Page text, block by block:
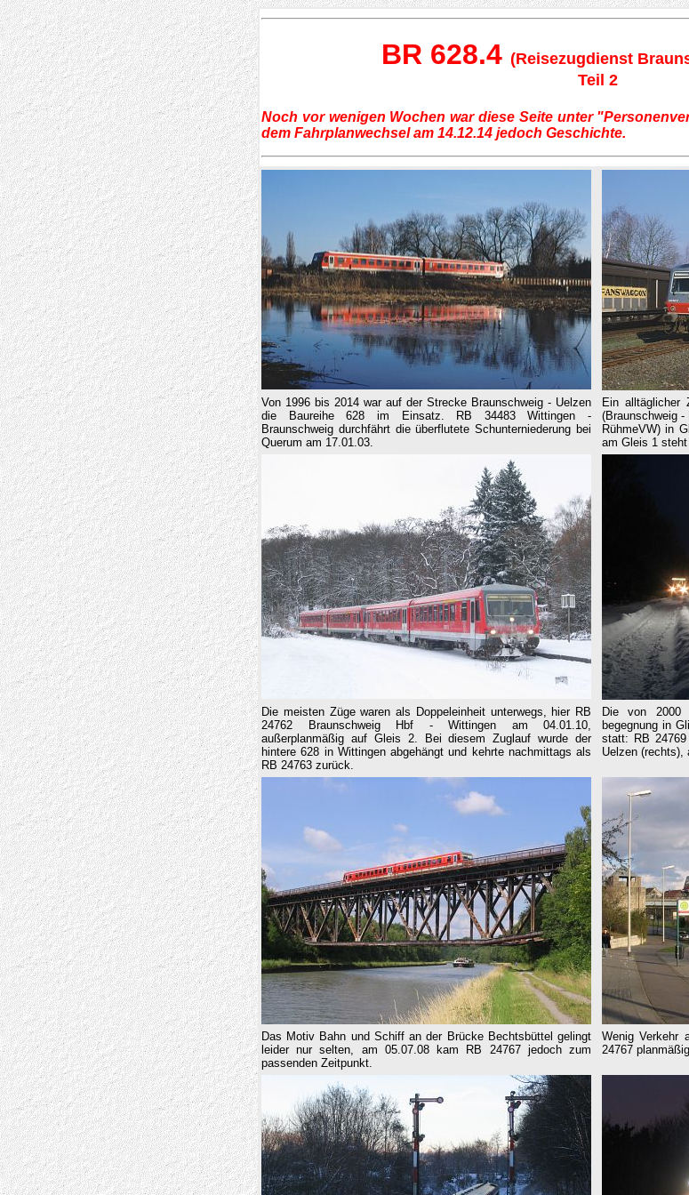
BR 628.4 (Reisezugdienst
Teil 2
Noch vor wenigen Wochen war diese Seite unter
dem Fahrplanwechsel am 14.12.14 jedoch Geschichte.
Von 1996 bis 2014 war auf der Strecke Braunschweig - Uelzen
die Baureihe 628 im Einsatz. RB 34483 Wittingen -
Braunschweig durchfährt die überflutete Schunterniederung bei
Querum am 17.01.03.
Ein alltäglicher
(Braunschweig -
RühmeVW) in
am Gleis 1
Die meisten Züge waren als Doppeleinheit unterwegs, hier RB
24762 Braunschweig Hbf - Wittingen am 04.01.10,
außerplanmäßig auf Gleis 2. Bei diesem Zuglauf wurde der
hintere 628 in Wittingen abgehängt und kehrte nachmittags als
RB 24763 zurück.
Die von 2000
begegnung in
statt: RB
Uelzen (rechts),
Das Motiv Bahn und Schiff an der Brücke Bechtsbüttel gelingt
leider nur selten, am 05.07.08 kam RB 24767 jedoch zum
passenden Zeitpunkt.
Wenig Verkehr
24767